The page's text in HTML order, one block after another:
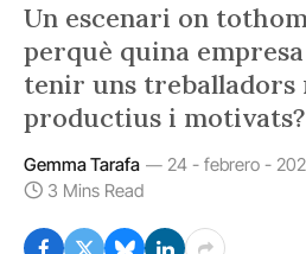
Un escenari on
perquè quina
tenir uns treballadors
productius i motivats?
Gemma Tarafa
24 - febrero -
3 Mins Read